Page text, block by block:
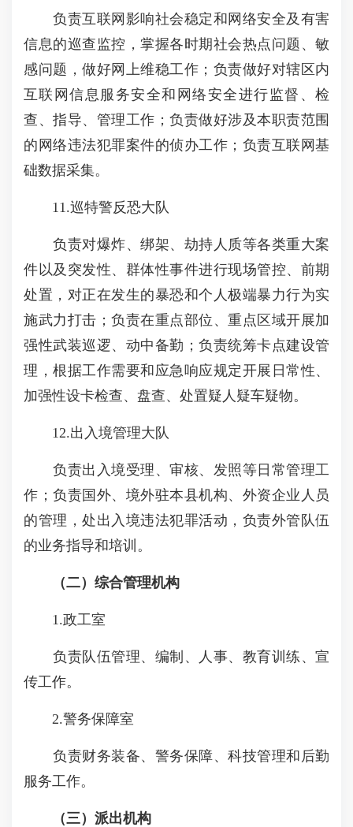
负责互联网影响社会稳定和网络安全及有害
信息的巡查监控，掌握各时期社会热点问题、敏
感问题，做好网上维稳工作；负责做好对辖区内
互联网信息服务安全和网络安全进行监督、检
查、指导、管理工作；负责做好涉及本职责范围
的网络违法犯罪案件的侦办工作；负责互联网基
础数据采集。
11.巡特警反恐大队
负责对爆炸、绑架、劫持人质等各类重大案
件以及突发性、群体性事件进行现场管控、前期
处置，对正在发生的暴恐和个人极端暴力行为实
施武力打击；负责在重点部位、重点区域开展加
强性武装巡逻、动中备勤；负责统筹卡点建设管
理，根据工作需要和应急响应规定开展日常性、
加强性设卡检查、盘查、处置疑人疑车疑物。
12.出入境管理大队
负责出入境受理、审核、发照等日常管理工
作；负责国外、境外驻本县机构、外资企业人员
的管理，处出入境违法犯罪活动，负责外管队伍
的业务指导和培训。
（二）综合管理机构
1.政工室
负责队伍管理、编制、人事、教育训练、宣
传工作。
2.警务保障室
负责财务装备、警务保障、科技管理和后勤
服务工作。
（三）派出机构